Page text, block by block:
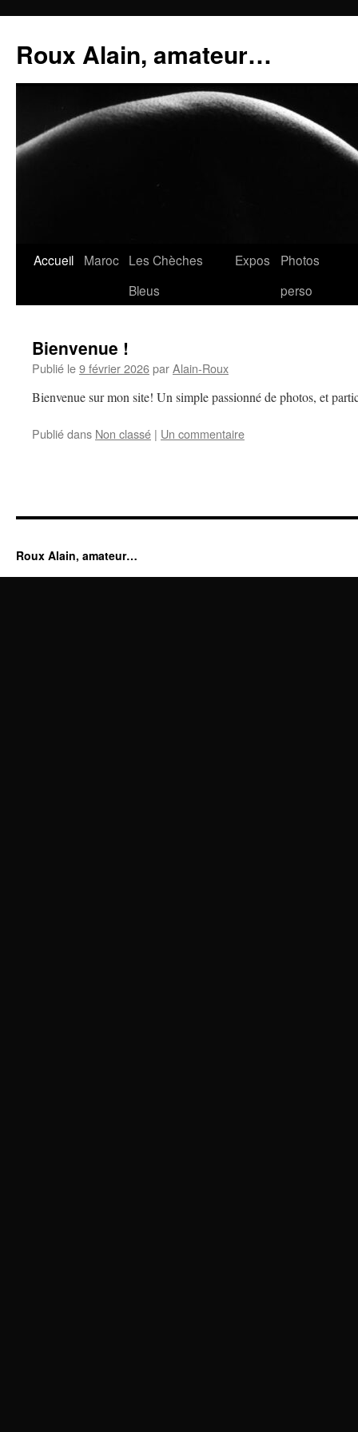
contenu
Roux Alain, amateur…
Accueil Maroc Les Chèches
Bleus
Expos
Photos
perso
Bienvenue !
Publié le9 février 2026parAlain-Roux
Bienvenue sur mon site! Un simple passionné de photos, et
Publié dans Non classé | Un commentaire
Roux Alain, amateur…